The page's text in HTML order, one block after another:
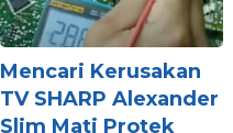
Mencari Kerusakan
TV SHARP Alexander
Slim Mati Protek